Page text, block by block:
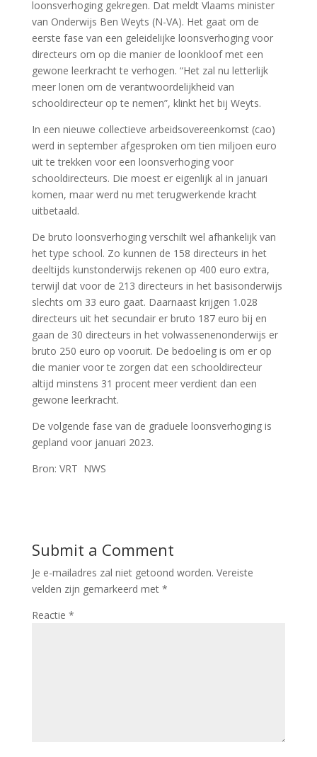
loonsverhoging gekregen. Dat meldt Vlaams minister
van Onderwijs Ben Weyts (N-VA). Het gaat om de
eerste fase van een geleidelijke loonsverhoging voor
directeurs om op die manier de loonkloof met een
gewone leerkracht te verhogen. “Het zal nu letterlijk
meer lonen om de verantwoordelijkheid van
schooldirecteur op te nemen”, klinkt het bij Weyts.
In een nieuwe collectieve arbeidsovereenkomst (cao)
werd in september afgesproken om tien miljoen euro
uit te trekken voor een loonsverhoging voor
schooldirecteurs. Die moest er eigenlijk al in januari
komen, maar werd nu met terugwerkende kracht
uitbetaald.
De bruto loonsverhoging verschilt wel afhankelijk van
het type school. Zo kunnen de 158 directeurs in het
deeltijds kunstonderwijs rekenen op 400 euro extra,
terwijl dat voor de 213 directeurs in het basisonderwijs
slechts om 33 euro gaat. Daarnaast krijgen 1.028
directeurs uit het secundair er bruto 187 euro bij en
gaan de 30 directeurs in het volwassenenonderwijs er
bruto 250 euro op vooruit. De bedoeling is om er op
die manier voor te zorgen dat een schooldirecteur
altijd minstens 31 procent meer verdient dan een
gewone leerkracht.
De volgende fase van de graduele loonsverhoging is
gepland voor januari 2023.
Bron: VRT NWS
Submit a Comment
Je e-mailadres zal niet getoond worden. Vereiste
velden zijn gemarkeerd met *
Reactie *